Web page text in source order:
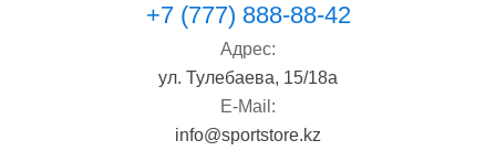
+7 (777) 888-88-42
Адрес:
ул. Тулебаева, 15/18а
E-Mail:
info@sportstore.kz